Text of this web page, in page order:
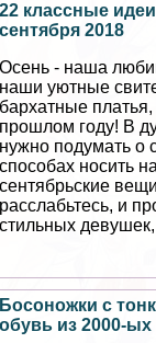
22 классные
сентября 2018
Осень - наша
наши уютные
бархатные
прошлом году! В
нужно подумать о
способах носить
сентябрьские
расслабьтесь, и
стильных
Босоножки с
обувь из 2000-